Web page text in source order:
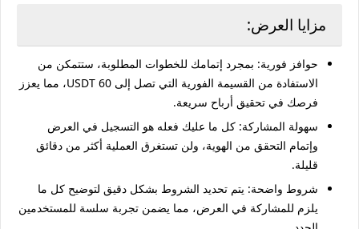
مزايا العرض:
حوافز فورية: بمجرد إتمامك للخطوات المطلوبة، ستتمكن من
الاستفادة من القسيمة الفورية التي تصل إلى 60 USDT، مما يعزز
فرصك في تحقيق أرباح سريعة.
سهولة المشاركة: كل ما عليك فعله هو التسجيل في العرض
وإتمام التحقق من الهوية، ولن تستغرق العملية أكثر من دقائق
قليلة.
شروط واضحة: يتم تحديد الشروط بشكل دقيق لتوضيح كل ما
يلزم للمشاركة في العرض، مما يضمن تجربة سلسة للمستخدمين